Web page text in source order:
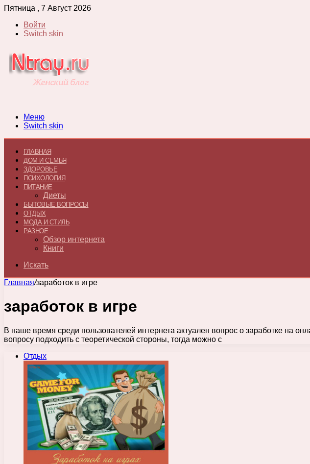
Пятница , 7 Август 2026
Войти
Switch skin
Меню
Switch skin
ГЛАВНАЯ
ДОМ И СЕМЬЯ
ЗДОРОВЬЕ
ПСИХОЛОГИЯ
ПИТАНИЕ
Диеты
БЫТОВЫЕ ВОПРОСЫ
ОТДЫХ
МОДА И СТИЛЬ
РАЗНОЕ
Обзор интернета
Книги
Искать
Главная/заработок в игре
заработок в игре
В наше время среди пользователей интернета актуален вопрос о заработке на
вопросу подходить с теоретической стороны, тогда можно с
Отдых